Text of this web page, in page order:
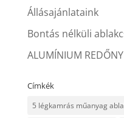
Állásajánlataink
Bontás nélküli
ALUMÍNIUM REDŐNY
Címkék
5 légkamrás műanyag